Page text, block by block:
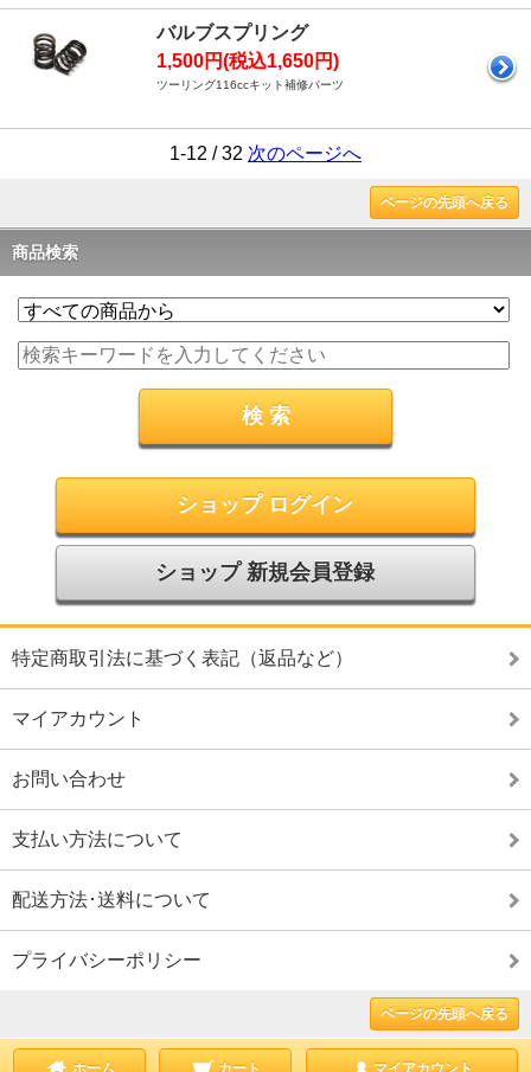
バルブスプリング
1,500円(税込1,650円)
ツーリング116ccキット補修パーツ
1-12 / 32 次のページへ
ページの先頭へ戻る
商品検索
ショップ ログイン
ショップ 新規会員登録
特定商取引法に基づく表記（返品など）
マイアカウント
お問い合わせ
支払い方法について
配送方法･送料について
プライバシーポリシー
ページの先頭へ戻る
ホーム カート マイアカウント